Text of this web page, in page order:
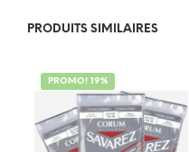
PRODUITS SIMILAIRES
PROMO! 19%